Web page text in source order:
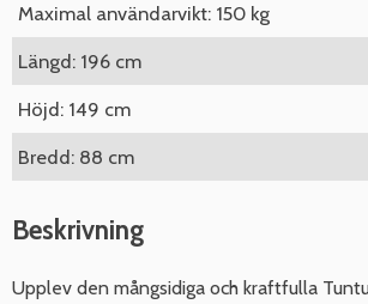
Maximal användarvikt: 150 kg
Längd: 196 cm
Höjd: 149 cm
Bredd: 88 cm
Beskrivning
Upplev den mångsidiga och kraftfulla